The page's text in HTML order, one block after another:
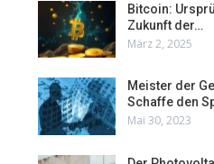
Bitcoin:
Zukunft der…
März 2, 2025
Meister der
Schaffe den
Mai 30, 2023